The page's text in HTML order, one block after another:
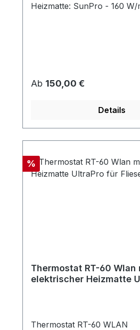
Heizmatte: SunPro - 160 W/
Regulärer Preis:
Ab 150,00 €
Details
Rabatt
%
Thermostat RT-60 Wlan
elektrischer Heizmatte
Thermostat RT-60 WLAN